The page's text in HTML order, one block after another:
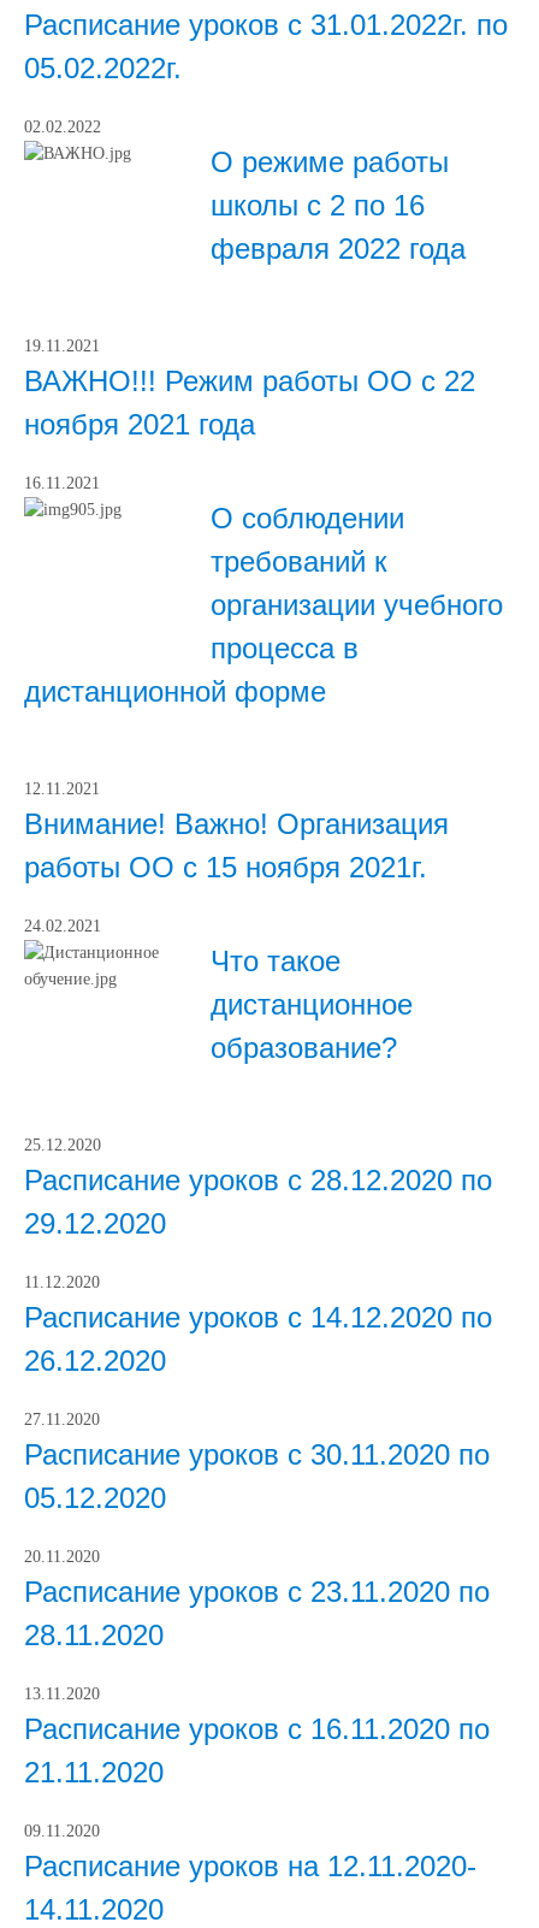
Расписание уроков с 31.01.2022г. по
05.02.2022г.
02.02.2022
О режиме работы
школы с 2 по 16
февраля 2022 года
19.11.2021
ВАЖНО!!! Режим работы ОО с 22
ноября 2021 года
16.11.2021
О соблюдении
требований к
организации учебного
процесса в
дистанционной форме
12.11.2021
Внимание! Важно! Организация
работы ОО с 15 ноября 2021г.
24.02.2021
Что такое
дистанционное
образование?
25.12.2020
Расписание уроков с 28.12.2020 по
29.12.2020
11.12.2020
Расписание уроков с 14.12.2020 по
26.12.2020
27.11.2020
Расписание уроков с 30.11.2020 по
05.12.2020
20.11.2020
Расписание уроков с 23.11.2020 по
28.11.2020
13.11.2020
Расписание уроков с 16.11.2020 по
21.11.2020
09.11.2020
Расписание уроков на 12.11.2020-
14.11.2020